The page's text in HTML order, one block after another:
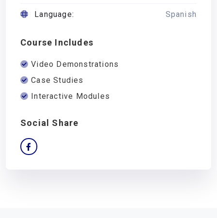
Language: Spanish
Course Includes
Video Demonstrations
Case Studies
Interactive Modules
Social Share